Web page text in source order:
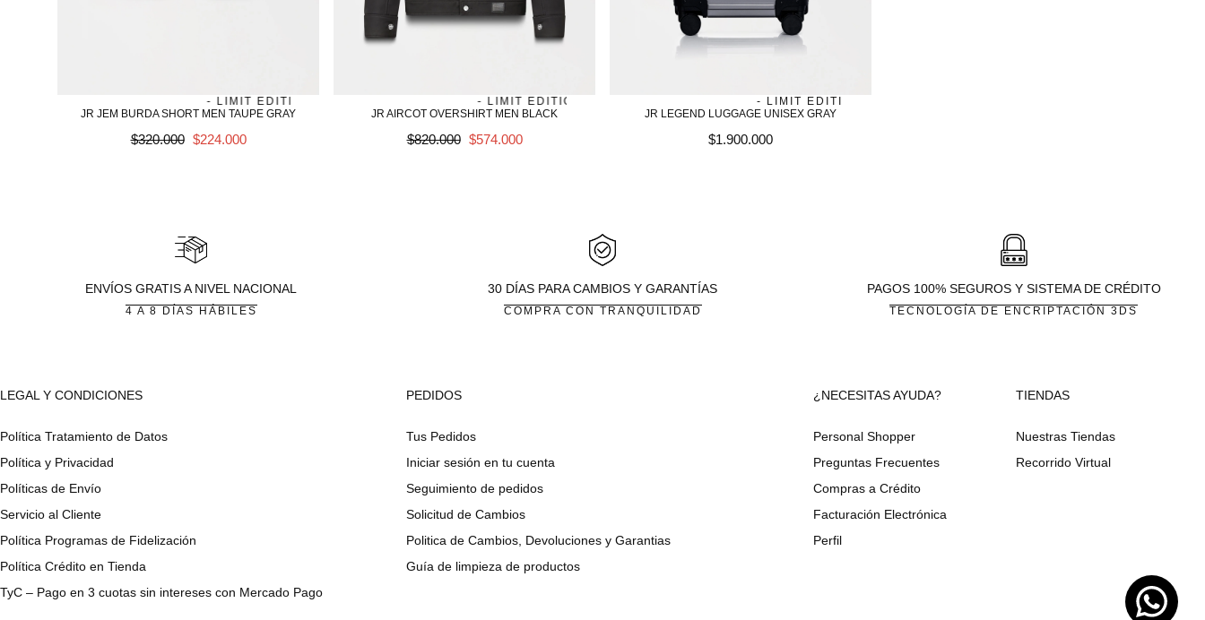
JAMES - LIMIT EDITION JAMES - LIMIT EDITION
SALE
JR JEM BURDA SHORT MEN TAUPE GRAY
Precio
$320.000 SALE
$224.000
JAMES - LIMIT EDITION JAMES - LIMIT EDITION
JR AIRCOT OVERSHIRT MEN BLACK
Precio
$820.000 SALE
$574.000
JAMES - LIMIT EDITION
JR LEGEND LUGGAGE UNISEX GRAY
Precio
$1.900.000
ENVÍOS GRATIS A NIVEL NACIONAL
4 A 8 DÍAS HÁBILES
30 DÍAS PARA CAMBIOS Y GARANTÍAS
COMPRA CON TRANQUILIDAD
PAGOS 100% SEGUROS Y SISTEMA DE CRÉDITO
TECNOLOGÍA DE ENCRIPTACIÓN 3DS
LEGAL Y CONDICIONES
Política Tratamiento de Datos
Política y Privacidad
Políticas de Envío
Servicio al Cliente
Política Programas de Fidelización
Política Crédito en Tienda
TyC – Pago en 3 cuotas sin intereses con Mercado Pago
PEDIDOS
Tus Pedidos
Iniciar sesión en tu cuenta
Seguimiento de pedidos
Solicitud de Cambios
Politica de Cambios, Devoluciones y Garantias
Guía de limpieza de productos
¿NECESITAS AYUDA?
Personal Shopper
Preguntas Frecuentes
Compras a Crédito
Facturación Electrónica
Perfil
TIENDAS
Nuestras Tiendas
Recorrido Virtual